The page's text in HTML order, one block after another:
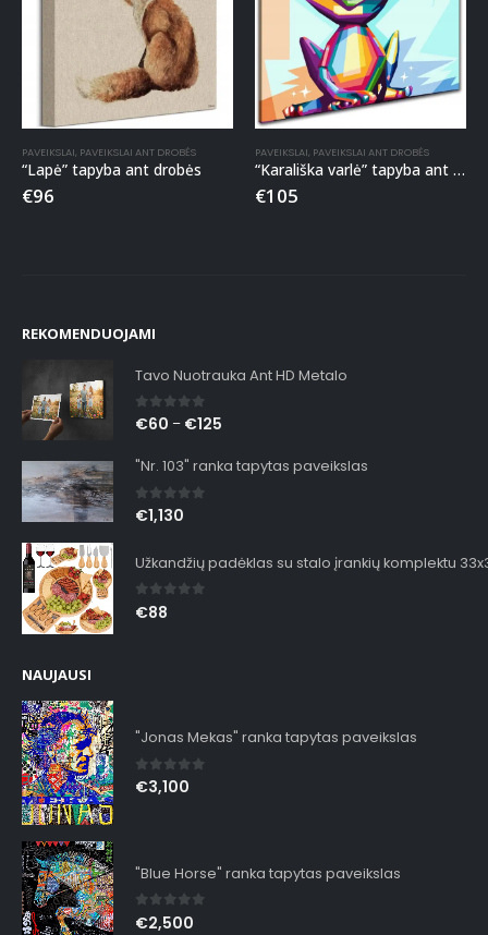
PAVEIKSLAI, PAVEIKSLAI ANT DROBĖS
“Lapė” tapyba ant drobės
€96
PAVEIKSLAI, PAVEIKSLAI ANT DROBĖS
“Karališka varlė” tapyba ant drobės
€105
REKOMENDUOJAMI
Tavo Nuotrauka Ant HD Metalo
0out of 5
€60 – €125
"Nr. 103" ranka tapytas paveikslas
0out of 5
€1,130
Užkandžių padėklas su stalo įrankių komplektu
0out of 5
€88
NAUJAUSI
"Jonas Mekas" ranka tapytas paveikslas
0out of 5
€3,100
"Blue Horse" ranka tapytas paveikslas
0out of 5
€2,500